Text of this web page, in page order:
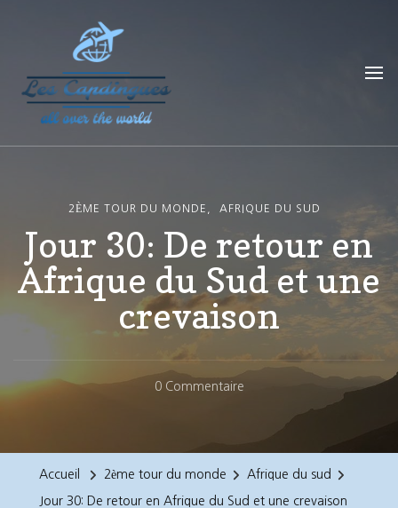
Les Capdingues
blog de voyage
2ÈME TOUR DU MONDE AFRIQUE DU SUD
Jour 30: De retour en
Afrique du Sud et une
crevaison
0 CommentaireSur
Accueil 2ème tour du monde Afrique du sud
Jour 30: De retour en Afrique du Sud et une crevaison